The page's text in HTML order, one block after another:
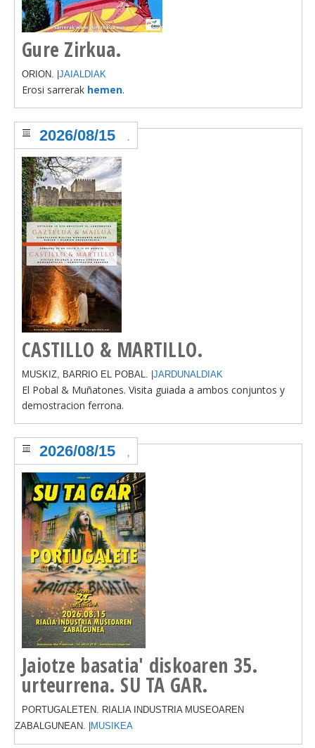
Gure Zirkua.
ORION. | JAIALDIAK
Erosi sarrerak hemen.
CASTILLO & MARTILLO.
2026/08/15 .
MUSKIZ, BARRIO EL POBAL. | JARDUNALDIAK
El Pobal & Muñatones. Visita guiada a ambos conjuntos y
demostracion ferrona.
Jaiotze basatia' diskoaren 35.
urteurrena. SU TA GAR.
2026/08/15 ,
PORTUGALETEN. RIALIA INDUSTRIA MUSEOAREN
ZABALGUNEAN. |
MUSIKEA